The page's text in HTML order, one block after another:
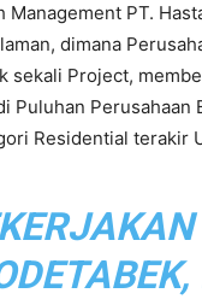
PT.
dimana
sekali Project,
Puluhan
Residential terakir